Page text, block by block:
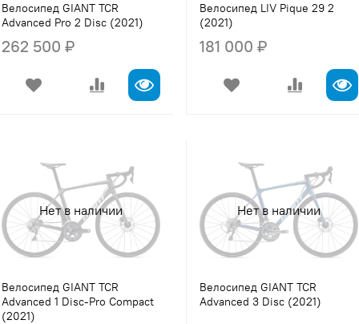
Велосипед GIANT TCR
Advanced Pro 2 Disc (2021)
262 500 ₽
Велосипед LIV Pique 29 2
(2021)
181 000 ₽
Нет в наличии
Велосипед GIANT TCR
Advanced 1 Disc-Pro Compact
(2021)
Нет в наличии
Велосипед GIANT TCR
Advanced 3 Disc (2021)